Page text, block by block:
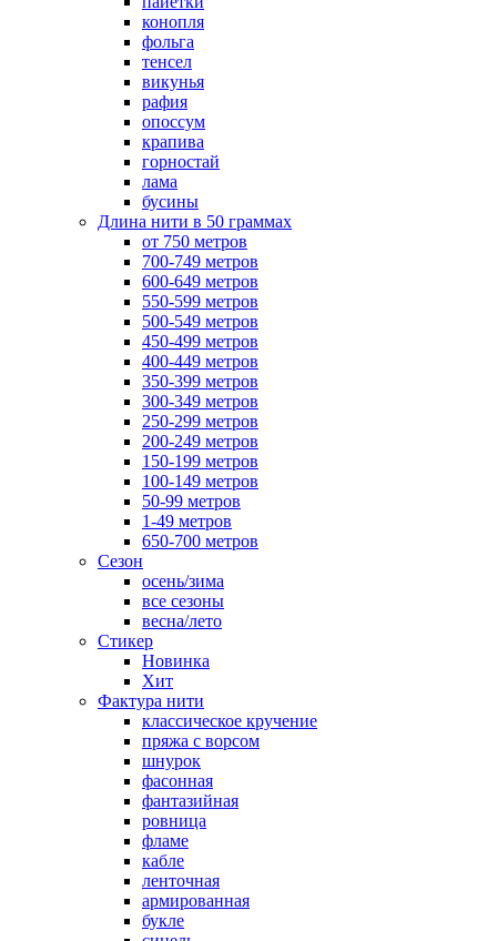
конопля
фольга
тенсел
викунья
рафия
опоссум
крапива
горностай
лама
бусины
Длина нити в 50 граммах
от 750 метров
700-749 метров
600-649 метров
550-599 метров
500-549 метров
450-499 метров
400-449 метров
350-399 метров
300-349 метров
250-299 метров
200-249 метров
150-199 метров
100-149 метров
50-99 метров
1-49 метров
650-700 метров
Сезон
осень/зима
все сезоны
весна/лето
Стикер
Новинка
Хит
Фактура нити
классическое кручение
пряжа с ворсом
шнурок
фасонная
фантазийная
ровница
фламе
кабле
ленточная
армированная
букле